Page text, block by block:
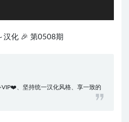
汉化 🎉 第0508期
、坚持统一汉化风格、享一致的